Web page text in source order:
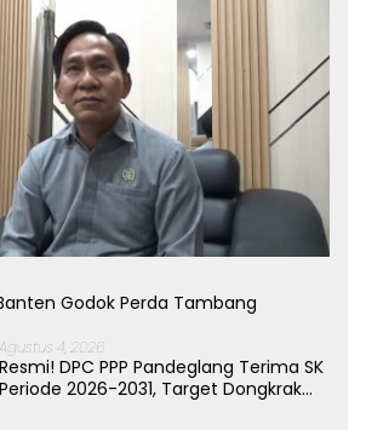
Banten Godok Perda Tambang
Agustus 4, 2026
Resmi! DPC PPP Pandeglang Terima SK
Periode 2026-2031, Target Dongkrak